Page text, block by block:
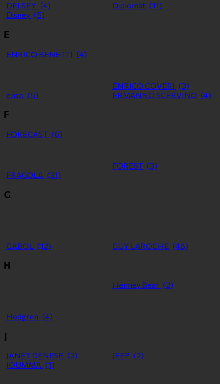
DELSEY (4) Diplomat (11)
Disney (5)
E
ENRICO BENETTI (4)
ENRICO COVERI (3)
enso (5) ERMANNO SCERVINO (4)
F
FORECAST (6)
FOREST (3)
FRAGOLA (31)
G
GABOL (12) GUY LAROCHE (48)
H
Hedgren (4)
Henney Bear (2)
J
JANET DENESE (2) JEEP (2)
JOUMMA (1)